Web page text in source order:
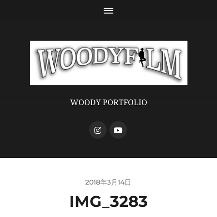
WOODY PORTFOLIO
2018年3月14日
IMG_3283